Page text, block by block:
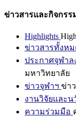
ข่าวสารและกิจกรร
Highlights
ข่าวสารทั้งห
ประกาศจุฬา
มหาวิทยาลัย
ข่าวจุฬาฯ ข่า
งานวิจัยและน
ความร่วมมือ